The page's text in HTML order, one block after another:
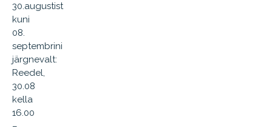
30.augustist
kuni
08.
septembrini
järgnevalt:
Reedel,
30.08
kella
16.00
–